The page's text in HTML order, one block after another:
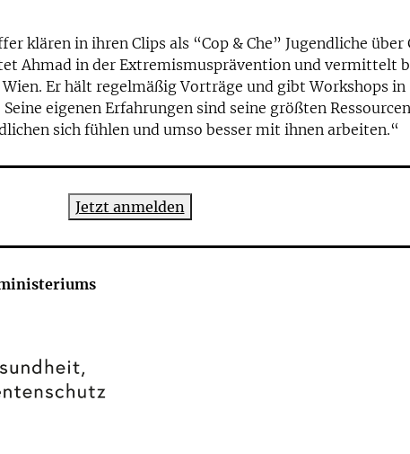
klären in ihren Clips als “Cop & Che” Jugendliche über
Ahmad in der Extremismusprävention und vermittelt
Er hält regelmäßig Vorträge und gibt Workshops in
eigenen Erfahrungen sind seine größten
sich fühlen und umso besser mit ihnen arbeiten.“
Jetzt anmelden